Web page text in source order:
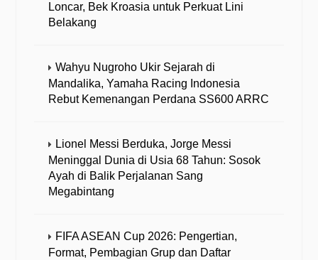
Loncar, Bek Kroasia untuk Perkuat Lini
Belakang
Wahyu Nugroho Ukir Sejarah di
Mandalika, Yamaha Racing Indonesia
Rebut Kemenangan Perdana SS600 ARRC
Lionel Messi Berduka, Jorge Messi
Meninggal Dunia di Usia 68 Tahun: Sosok
Ayah di Balik Perjalanan Sang
Megabintang
FIFA ASEAN Cup 2026: Pengertian,
Format, Pembagian Grup dan Daftar